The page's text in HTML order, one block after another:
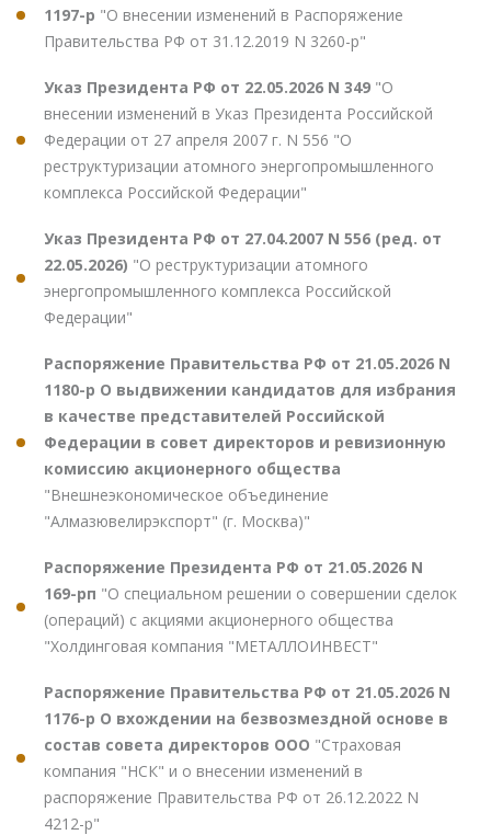
1197-р "О внесении изменений в Распоряжение
Правительства РФ от 31.12.2019 N 3260-р"
Указ Президента РФ от 22.05.2026 N 349 "О
внесении изменений в Указ Президента Российской
Федерации от 27 апреля 2007 г. N 556 "О
реструктуризации атомного энергопромышленного
комплекса Российской Федерации"
Указ Президента РФ от 27.04.2007 N 556 (ред. от
22.05.2026) "О реструктуризации атомного
энергопромышленного комплекса Российской
Федерации"
Распоряжение Правительства РФ от 21.05.2026 N
1180-р О выдвижении кандидатов для избрания
в качестве представителей Российской
Федерации в совет директоров и ревизионную
комиссию акционерного общества
"Внешнеэкономическое объединение
"Алмазювелирэкспорт" (г. Москва)"
Распоряжение Президента РФ от 21.05.2026 N
169-рп "О специальном решении о совершении сделок
(операций) с акциями акционерного общества
"Холдинговая компания "МЕТАЛЛОИНВЕСТ"
Распоряжение Правительства РФ от 21.05.2026 N
1176-р О вхождении на безвозмездной основе в
состав совета директоров ООО "Страховая
компания "НСК" и о внесении изменений в
распоряжение Правительства РФ от 26.12.2022 N
4212-р"